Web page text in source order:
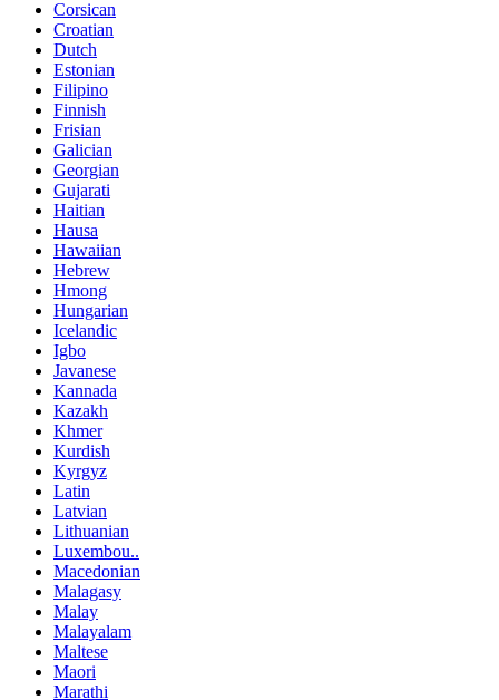
Corsican
Croatian
Dutch
Estonian
Filipino
Finnish
Frisian
Galician
Georgian
Gujarati
Haitian
Hausa
Hawaiian
Hebrew
Hmong
Hungarian
Icelandic
Igbo
Javanese
Kannada
Kazakh
Khmer
Kurdish
Kyrgyz
Latin
Latvian
Lithuanian
Luxembou..
Macedonian
Malagasy
Malay
Malayalam
Maltese
Maori
Marathi